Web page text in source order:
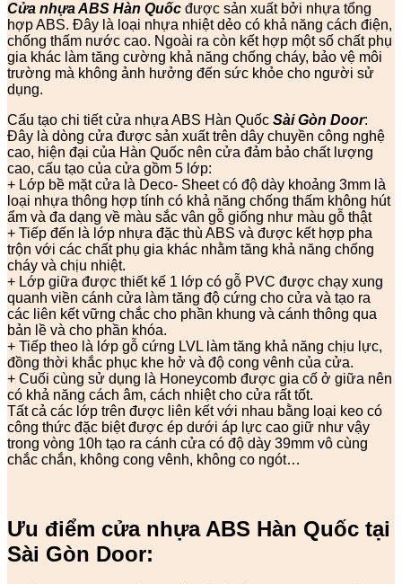
Cửa nhựa ABS Hàn Quốc được sản xuất bởi nhựa tổng
hợp ABS. Đây là loại nhựa nhiệt dẻo có khả năng cách điện,
chống thấm nước cao. Ngoài ra còn kết hợp một số chất phụ
gia khác làm tăng cường khả năng chống cháy, bảo vệ môi
trường mà không ảnh hưởng đến sức khỏe cho người sử
dụng.
Cấu tạo chi tiết cửa nhựa ABS Hàn Quốc Sài Gòn Door:
Đây là dòng cửa được sản xuất trên dây chuyền công nghệ
cao, hiện đại của Hàn Quốc nên cửa đảm bảo chất lượng
cao, cấu tạo của cửa gồm 5 lớp:
+ Lớp bề mặt cửa là Deco- Sheet có độ dày khoảng 3mm là
loại nhựa thông hợp tính có khả năng chống thấm không hút
ẩm và đa dạng về màu sắc vân gỗ giống như màu gỗ thật
+ Tiếp đến là lớp nhựa đặc thù ABS và được kết hợp pha
trộn với các chất phụ gia khác nhằm tăng khả năng chống
cháy và chịu nhiệt.
+ Lớp giữa được thiết kế 1 lớp có gỗ PVC được chạy xung
quanh viền cánh cửa làm tăng độ cứng cho cửa và tạo ra
các liên kết vững chắc cho phần khung và cánh thông qua
bản lề và cho phần khóa.
+ Tiếp theo là lớp gỗ cứng LVL làm tăng khả năng chịu lực,
đồng thời khắc phục khe hở và độ cong vênh của cửa.
+ Cuối cùng sử dụng là Honeycomb được gia cố ở giữa nên
có khả năng cách âm, cách nhiệt cho cửa rất tốt.
Tất cả các lớp trên được liên kết với nhau bằng loại keo có
công thức đặc biệt được ép dưới áp lực cao giữ như vậy
trong vòng 10h tạo ra cánh cửa có độ dày 39mm vô cùng
chắc chắn, không cong vênh, không co ngót…
Ưu điểm cửa nhựa ABS Hàn Quốc tại
Sài Gòn Door: